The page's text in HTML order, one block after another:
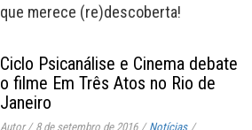
que merece (re)descoberta!
Ciclo Psicanálise e Cinema debate
o filme Em Três Atos no Rio de
Janeiro
Autor/ 8 de setembro de 2016 / Notícias /